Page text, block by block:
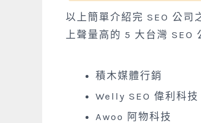
以上簡單介紹完 SEO 公司
上聲量高的 5 大台灣 SEO
積木媒體行銷
Welly SEO 偉利科技
Awoo 阿物科技